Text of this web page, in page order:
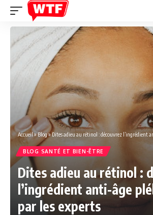
Accueil»Blog»Dites adieu au rétinol : découvrez l’ingrédient anti-
BLOG SANTÉ ET BIEN-ÊTRE
Dites adieu au rétinol :
l’ingrédient anti-âge
par les experts